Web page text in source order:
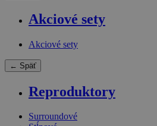
Akciové sety
Akciové sety
← Späť
Reproduktory
Surroundové